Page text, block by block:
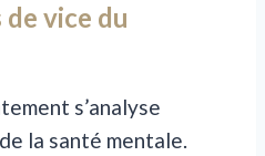
vice du
s’analyse
la santé mentale.